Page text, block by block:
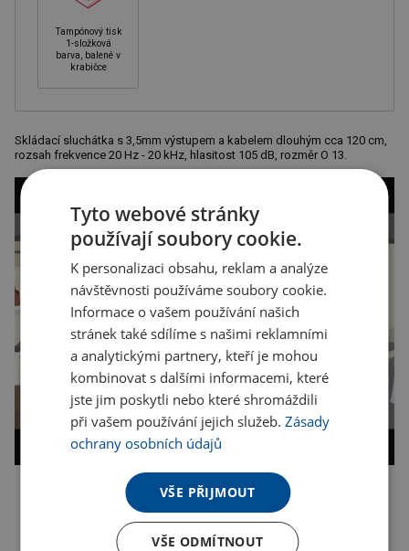
Tampónový tisk
1-složková
barva, balené v
krabičce
Skládací sluchátka s 3,5mm výstupem a kabelem dlouhým cca 120 cm,
rozsah frekvence 20 Hz - 20 kHz, hlasitost 105 dB, rozměr O 13.
Kopírovat odkaz
Tyto webové stránky
používají soubory cookie.
K personalizaci obsahu, reklam a analýze
návštěvnosti používáme soubory cookie.
Informace o vašem používání našich
stránek také sdílíme s našimi reklamními
a analytickými partnery, kteří je mohou
kombinovat s dalšími informacemi, které
jste jim poskytli nebo které shromáždili
při vašem používání jejich služeb.Zásady
ochrany osobních údajů
VŠE PŘIJMOUT
VŠE ODMÍTNOUT